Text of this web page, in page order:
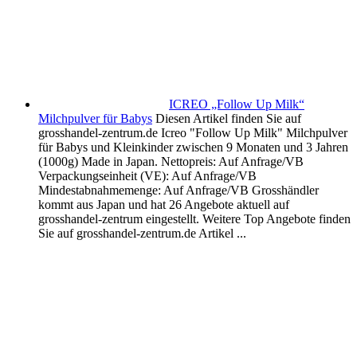
ICREO „Follow Up Milk“
Milchpulver für Babys Diesen Artikel finden Sie auf
grosshandel-zentrum.de Icreo "Follow Up Milk" Milchpulver
für Babys und Kleinkinder zwischen 9 Monaten und 3 Jahren
(1000g) Made in Japan. Nettopreis: Auf Anfrage/VB
Verpackungseinheit (VE): Auf Anfrage/VB
Mindestabnahmemenge: Auf Anfrage/VB Grosshändler
kommt aus Japan und hat 26 Angebote aktuell auf
grosshandel-zentrum eingestellt. Weitere Top Angebote finden
Sie auf grosshandel-zentrum.de Artikel ...